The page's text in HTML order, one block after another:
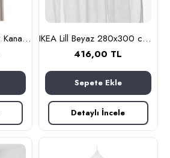
IKEA Hannalill Perde/2 Kanat 145x300
IKEA Lill Beyaz 280x300 cm Tül Perde 2 Kanat
416,00 TL
Sepete Ekle
Detaylı İncele